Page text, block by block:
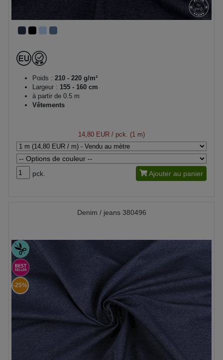
Poids : 210 - 220 g/m²
Largeur : 155 - 160 cm
à partir de 0.5 m
Vêtements
14,80 EUR / pck. (1 m)
pck. Ajouter au panier
Denim / jeans 380496
-25%